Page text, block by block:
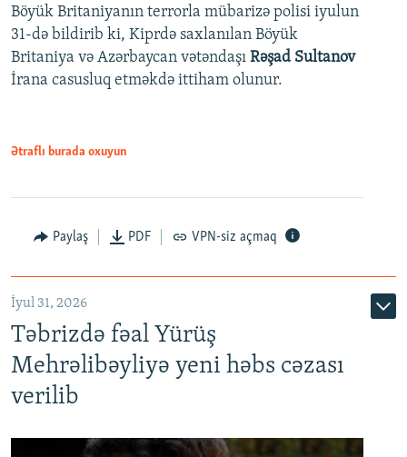
Böyük Britaniyanın terrorla mübarizə polisi iyulun
31-də bildirib ki, Kiprdə saxlanılan Böyük
Britaniya və Azərbaycan vətəndaşı Rəşad Sultanov
İrana casusluq etməkdə ittiham olunur.
Ətraflı burada oxuyun
Paylaş PDF VPN-siz açmaq
İyul 31, 2026
Təbrizdə fəal Yürüş
Mehrəlibəyliyə yeni həbs cəzası
verilib